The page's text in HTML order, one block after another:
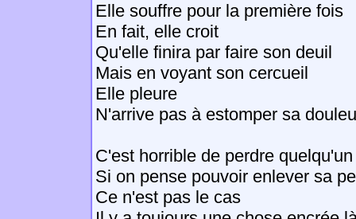
Elle souffre pour la première fois
En fait, elle croit
Qu'elle finira par faire son deuil
Mais en voyant son cercueil
Elle pleure
N'arrive pas à estomper sa
C'est horrible de perdre
Si on pense pouvoir enlever sa
Ce n'est pas le cas